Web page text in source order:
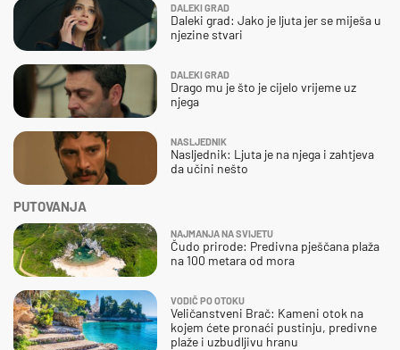
DALEKI GRAD
Daleki grad: Jako je ljuta jer se miješa u
njezine stvari
DALEKI GRAD
Drago mu je što je cijelo vrijeme uz
njega
NASLJEDNIK
Nasljednik: Ljuta je na njega i zahtjeva
da učini nešto
PUTOVANJA
NAJMANJA NA SVIJETU
Čudo prirode: Predivna pješčana plaža
na 100 metara od mora
VODIČ PO OTOKU
Veličanstveni Brač: Kameni otok na
kojem ćete pronaći pustinju, predivne
plaže i uzbudljivu hranu